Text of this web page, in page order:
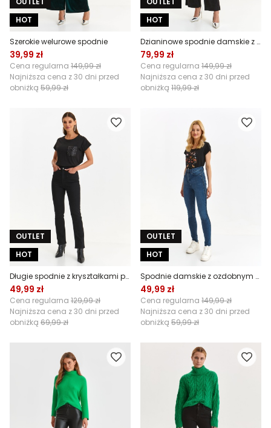
HOT
Szerokie welurowe spodnie
39,99 zł
Cena regularna 149,99 zł
Najniższa cena z 30 dni przed
obniżką 59,99 zł
HOT
Dzianinowe spodnie damskie z motywem kwiatowym
79,99 zł
Cena regularna 149,99 zł
Najniższa cena z 30 dni przed
obniżką 119,99 zł
OUTLET
HOT
Długie spodnie z kryształkami przy kieszeniach
49,99 zł
Cena regularna 129,99 zł
Najniższa cena z 30 dni przed
obniżką 69,99 zł
OUTLET
HOT
Spodnie damskie z ozdobnym warkoczem
49,99 zł
Cena regularna 149,99 zł
Najniższa cena z 30 dni przed
obniżką 59,99 zł